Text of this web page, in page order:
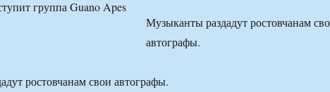
Музыканты раздадут ростовчанам
автографы.
ростовчанам свои автографы.